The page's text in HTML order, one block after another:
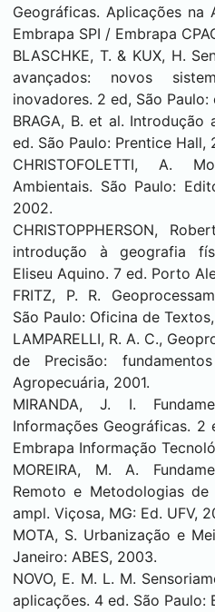
Geográficas. Aplicações na
Embrapa SPI / Embrapa
BLASCHKE, T. & KUX, H.
avançados: novos
inovadores. 2 ed, São
BRAGA, B. et al. Introdução
ed. São Paulo: Prentice Hall,
CHRISTOFOLETTI, A.
Ambientais. São Paulo:
2002.
CHRISTOPPHERSON,
introdução à geografia
Eliseu Aquino. 7 ed. Porto
FRITZ, P. R.
São Paulo: Oficina de
LAMPARELLI, R. A. C.,
de Precisão:
Agropecuária, 2001.
MIRANDA, J. I.
Informações Geográficas. 2
Embrapa Informação
MOREIRA, M. A.
Remoto e Metodologias
ampl. Viçosa, MG: Ed. UFV,
MOTA, S. Urbanização e
Janeiro: ABES, 2003.
NOVO, E. M. L. M.
aplicações. 4 ed. São Paulo: